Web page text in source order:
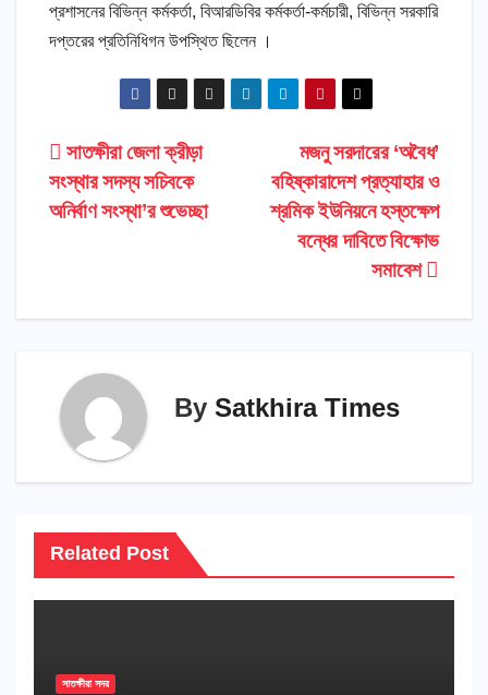
প্রশাসনের বিভিন্ন কর্মকর্তা, বিআরডিবির কর্মকর্তা-কর্মচারী, বিভিন্ন সরকারি
দপ্তরের প্রতিনিধিগন উপস্থিত ছিলেন ।
Post
navigation
মজনু সরদারের ‘অবৈধ’
বহিষ্কারাদেশ প্রত্যাহার ও
শ্রমিক ইউনিয়নে হস্তক্ষেপ
বন্ধের দাবিতে বিক্ষোভ
সমাবেশ
সাতক্ষীরা জেলা ক্রীড়া
সংস্থার সদস্য সচিবকে
অনির্বাণ সংস্থা’র শুভেচ্ছা
By Satkhira Times
Related Post
সাতক্ষীরা সদর